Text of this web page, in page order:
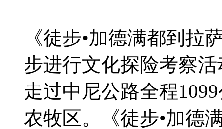
《徒步•加德满都到拉
步进行文化探险考察
走过中尼公路全程
农牧区。《徒步•加德